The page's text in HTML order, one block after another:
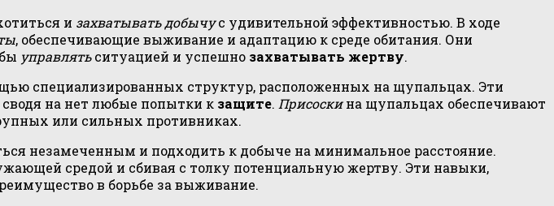
и захватывать добычус удивительной эффективностью. В ходе
, обеспечивающие выживание и адаптацию к среде обитания. Они
управлятьситуацией и успешно захватывать жертву.
специализированных структур, расположенных на щупальцах. Эти
на нет любые попытки к защите. Присоскина щупальцах обеспечивают
или сильных противниках.
незамеченным и подходить к добыче на минимальное расстояние.
средой и сбивая с толку потенциальную жертву. Эти навыки,
в борьбе за выживание.